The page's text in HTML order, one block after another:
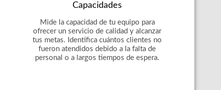
Capacidades
Mide la capacidad de tu equipo para
ofrecer un servicio de calidad y alcanzar
tus metas. Identifica cuántos clientes no
fueron atendidos debido a la falta de
personal o a largos tiempos de espera.